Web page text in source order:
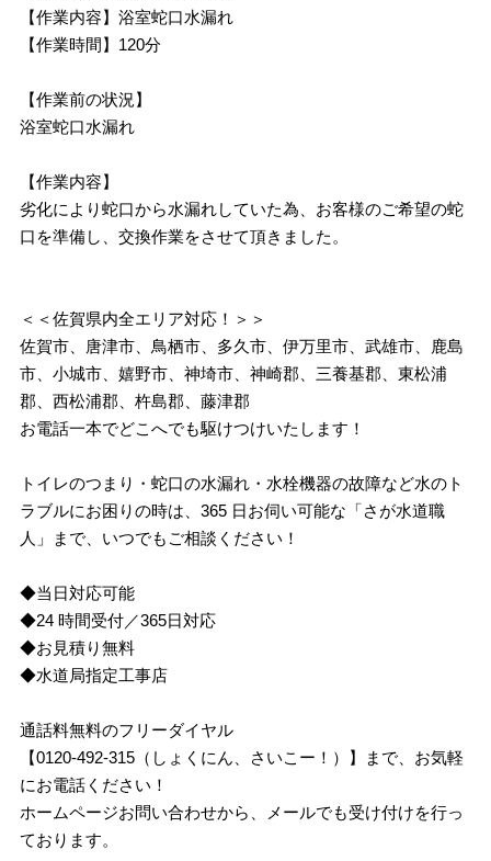
【作業内容】浴室蛇口水漏れ
【作業時間】120分
【作業前の状況】
浴室蛇口水漏れ
【作業内容】
劣化により蛇口から水漏れしていた為、お客様のご希望の蛇
口を準備し、交換作業をさせて頂きました。
＜＜佐賀県内全エリア対応！＞＞
佐賀市、唐津市、鳥栖市、多久市、伊万里市、武雄市、鹿島
市、小城市、嬉野市、神埼市、神崎郡、三養基郡、東松浦
郡、西松浦郡、杵島郡、藤津郡
お電話一本でどこへでも駆けつけいたします！
トイレのつまり・蛇口の水漏れ・水栓機器の故障など水のト
ラブルにお困りの時は、365 日お伺い可能な「さが水道職
人」まで、いつでもご相談ください！
◆当日対応可能
◆24 時間受付／365日対応
◆お見積り無料
◆水道局指定工事店
通話料無料のフリーダイヤル
【0120-492-315（しょくにん、さいこー！）】まで、お気軽
にお電話ください！
ホームページお問い合わせから、メールでも受け付けを行っ
ております。